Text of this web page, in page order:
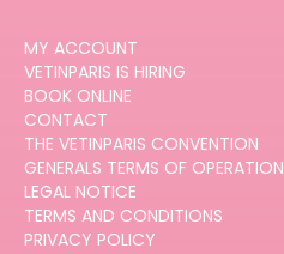
MY ACCOUNT
VETINPARIS IS HIRING
BOOK ONLINE
CONTACT
THE VETINPARIS CONVENTION
GENERALS TERMS OF OPERATION
LEGAL NOTICE
TERMS AND CONDITIONS
PRIVACY POLICY